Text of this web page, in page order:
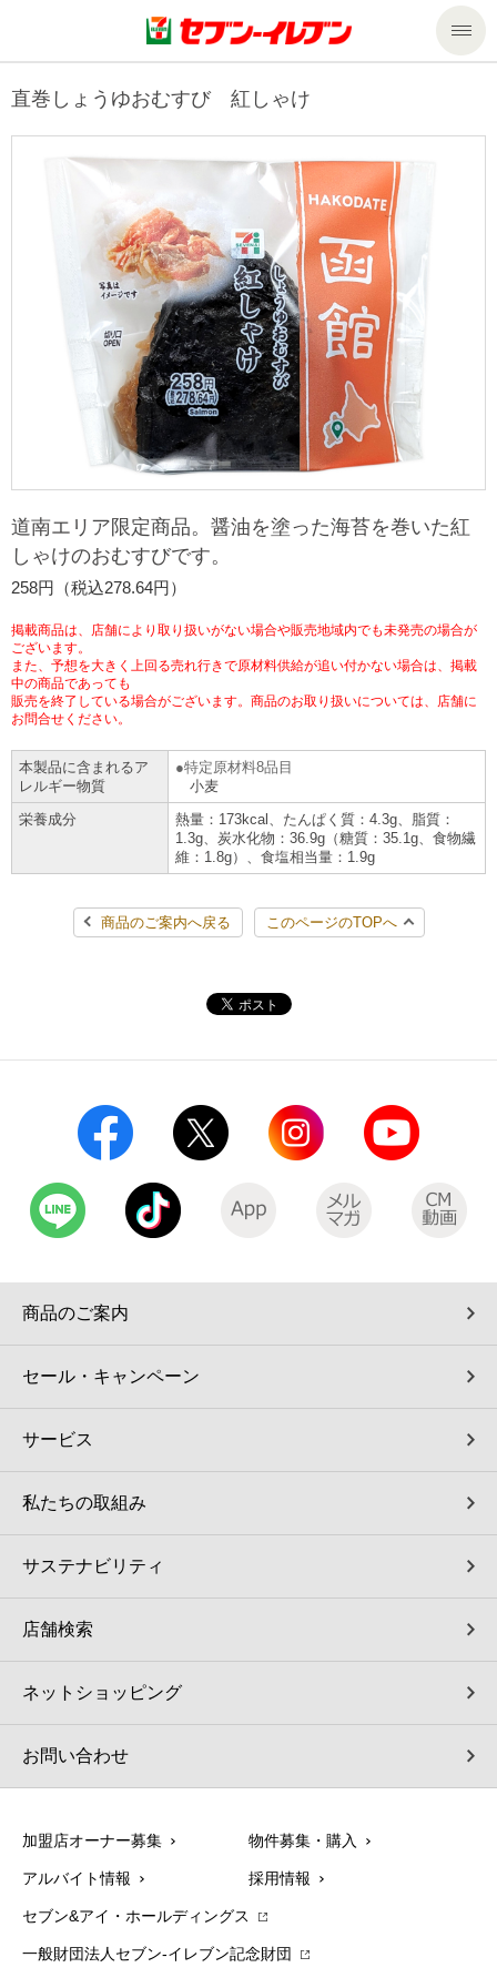
商品のご案内
商品のご案内トップ
今週の新商品
来週の新商品
商品カテゴリ一覧
セブンプレミアム
食の安全・安心への取組み
ギフト
プリペイドカード・金券
ニンテンドー・ダウンロードカード
セール・キャンペーン
サービストップ
nanacoトップ
マルチコピー機でできること
マルチコピー機でできることトップ
コピー
プリント
スキャン
ファクス
チケット
便利なサービス
宅配便
切手・はがき・印紙
セブン銀行ATM
ご利用可能なお支払い方法
各種料金のお支払い
自転車シェアリング（店舗限定）
モバイルバッテリーシェアリング（店舗限定）
チケットサービス
セブンチケット
チケットぴあ
イープラス
CNプレイガイド
セブン‐イレブンでお受取り
タワーレコード
セブンネットショッピング
停電時のサービス停止のお知らせ
企業情報トップ
ニュースリリース
ごあいさつ
企業理念
会社概要
貸借対照表・損益計算書
沿革
国内店舗数
セブン‐イレブンの海外事業
セブン-イレブンの歴史
私たちの取組み
サステナビリティ
サステナビリティトップ
セブン＆アイ・ホールディングスの重点課題
サステナビリティ活動基本方針
サステナビリティ推進体制
GREEN CHALLENGE 2050
4VISIONS
サステナビリティニュース
サステナビリティレポート
加盟店オーナー募集
アルバイト情報 採用情報
店舗検索
ネットショッピング
お問い合わせ
Language
English (Corporate)
English (Services)
简体中文(服务)
한국어(서비스)
直巻しょうゆおむすび 紅しゃけ
道南エリア限定商品。醤油を塗った海苔を巻いた紅
しゃけのおむすびです。
258円（税込278.64円）
掲載商品は、店舗により取り扱いがない場合や販売地域内でも未発売の場合が
ございます。
また、予想を大きく上回る売れ行きで原材料供給が追い付かない場合は、掲載
中の商品であっても
販売を終了している場合がございます。商品のお取り扱いについては、店舗に
お問合せください。
本製品に含まれるア
レルギー物質
特定原材料8品目
小麦
栄養成分
熱量：173kcal、たんぱく質：4.3g、脂質：
1.3g、炭水化物：36.9g（糖質：35.1g、食物繊
維：1.8g）、食塩相当量：1.9g
商品のご案内へ戻る このページのTOPへ
商品のご案内
セール・キャンペーン
サービス
私たちの取組み
サステナビリティ
店舗検索
ネットショッピング
お問い合わせ
加盟店オーナー募集 物件募集・購入
アルバイト情報 採用情報
セブン&アイ・ホールディングス
一般財団法人セブン-イレブン記念財団